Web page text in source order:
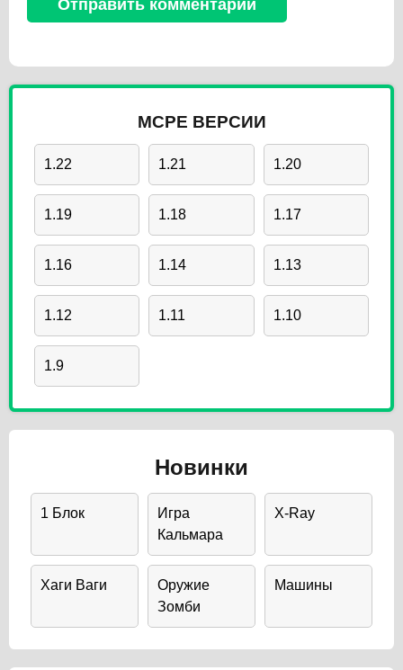
MCPE ВЕРСИИ
1.22 1.21 1.20
1.19 1.18 1.17
1.16 1.14 1.13
1.12 1.11 1.10
1.9
Новинки
1 Блок
Игра
Кальмара
X-Ray
Хаги Ваги
Оружие
Зомби
Машины